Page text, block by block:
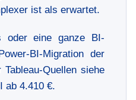
ist als erwartet.
oder eine ganze BI-
BI-Migration der
Quellen siehe
ab 4.410 €.